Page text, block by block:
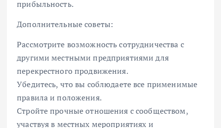
прибыльность.
Дополнительные советы:
Рассмотрите возможность сотрудничества с
другими местными предприятиями для
перекрестного продвижения.
Убедитесь, что вы соблюдаете все применимые
правила и положения.
Стройте прочные отношения с сообществом,
участвуя в местных мероприятиях и